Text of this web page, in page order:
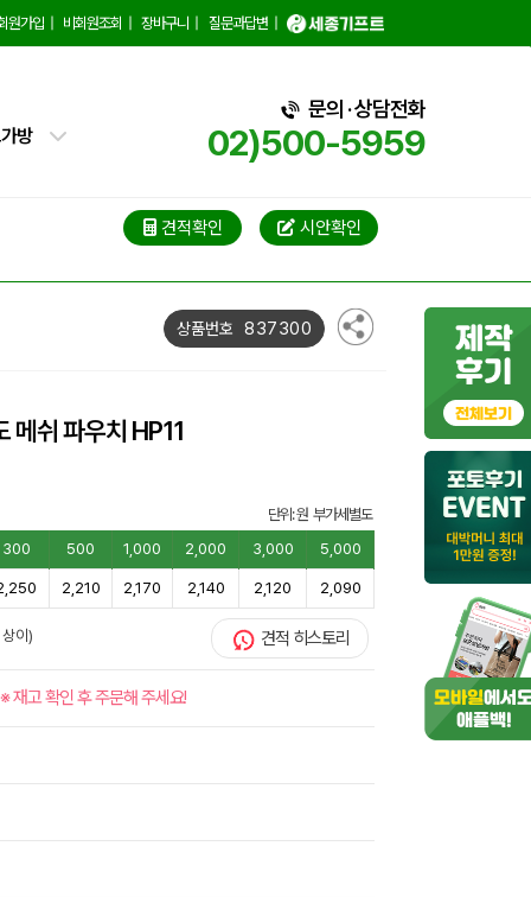
원가입 비회원조회 장바구니 질문과답변
방
문의 · 상담전화
02)500-5959
견적확인 시안확인
상품번호 837300
메쉬 파우치 HP11
단위: 원 부가세별도
300
500 1,000 2,000 3,000 5,000
2,210 2,170 2,140 2,120 2,090
이) 견적 히스토리
※ 재고 확인 후 주문해 주세요!